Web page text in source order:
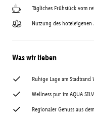
Tägliches Frühstück vom
Nutzung des hoteleigenen
Was wir lieben
Ruhige Lage am
Wellness pur im AQUA
Regionaler Genuss aus